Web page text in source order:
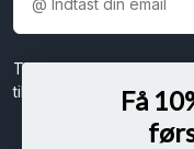
Tilmeld dig vores
tilbud direkte i dinFå